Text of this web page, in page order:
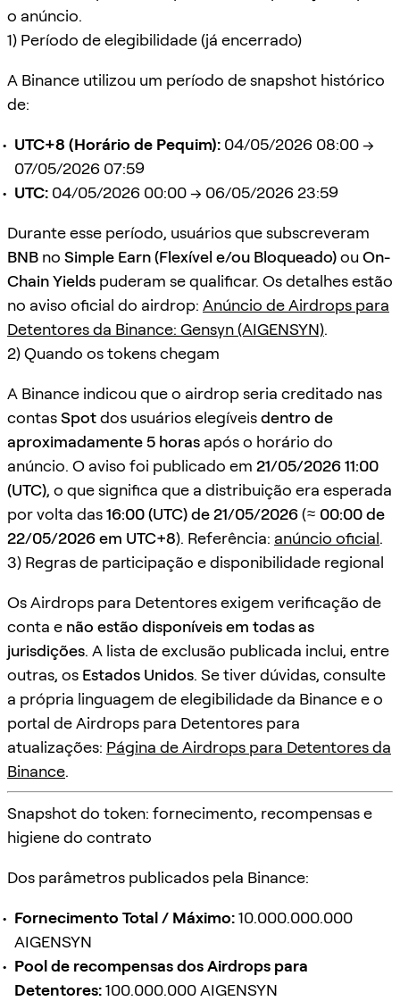
o anúncio.
1) Período de elegibilidade (já encerrado)
A Binance utilizou um período de snapshot histórico
de:
UTC+8 (Horário de Pequim): 04/05/2026 08:00 →
07/05/2026 07:59
UTC: 04/05/2026 00:00 → 06/05/2026 23:59
Durante esse período, usuários que subscreveram
BNB no Simple Earn (Flexível e/ou Bloqueado)ou On-
Chain Yields puderam se qualificar. Os detalhes estão
no aviso oficial do airdrop: Anúncio de Airdrops para
Detentores da Binance: Gensyn (AIGENSYN).
2) Quando os tokens chegam
A Binance indicou que o airdrop seria creditado nas
contasSpotdos usuários elegíveisdentro de
aproximadamente 5 horas após o horário do
anúncio. O aviso foi publicado em 21/05/2026 11:00
(UTC), o que significa que a distribuição era esperada
por volta das16:00 (UTC) de 21/05/2026(≈ 00:00 de
22/05/2026 em UTC+8). Referência: anúncio oficial.
3) Regras de participação e disponibilidade regional
Os Airdrops para Detentores exigem verificação de
conta e não estão disponíveis em todas as
jurisdições. A lista de exclusão publicada inclui, entre
outras, os Estados Unidos. Se tiver dúvidas, consulte
a própria linguagem de elegibilidade da Binance e o
portal de Airdrops para Detentores para
atualizações: Página de Airdrops para Detentores da
Binance.
Snapshot do token: fornecimento, recompensas e
higiene do contrato
Dos parâmetros publicados pela Binance:
Fornecimento Total / Máximo:10.000.000.000
AIGENSYN
Pool de recompensas dos Airdrops para
Detentores:100.000.000 AIGENSYN